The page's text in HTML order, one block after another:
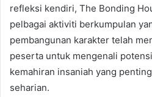
refleksi kendiri, The Bonding
pelbagai aktiviti berkumpulan
pembangunan karakter telah
peserta untuk mengenali
kemahiran insaniah yang
seharian.